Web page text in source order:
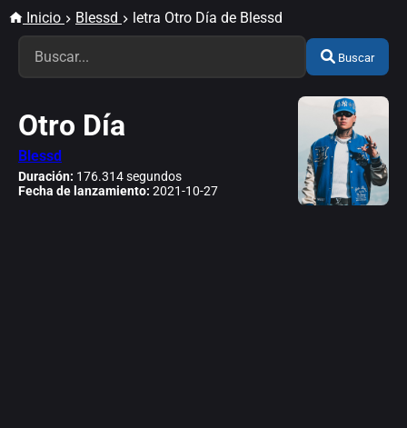
Inicio Blessd letra Otro Día de Blessd
Buscar
Otro Día
Blessd
Duración: 176.314 segundos
Fecha de lanzamiento: 2021-10-27